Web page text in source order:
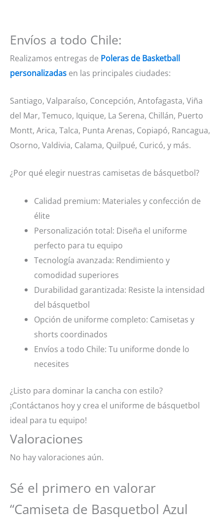
Envíos a todo Chile:
Realizamos entregas de Poleras de Basketball
personalizadas en las principales ciudades:
Santiago, Valparaíso, Concepción, Antofagasta, Viña
del Mar, Temuco, Iquique, La Serena, Chillán, Puerto
Montt, Arica, Talca, Punta Arenas, Copiapó, Rancagua,
Osorno, Valdivia, Calama, Quilpué, Curicó, y más.
¿Por qué elegir nuestras camisetas de básquetbol?
Calidad premium: Materiales y confección de
élite
Personalización total: Diseña el uniforme
perfecto para tu equipo
Tecnología avanzada: Rendimiento y
comodidad superiores
Durabilidad garantizada: Resiste la intensidad
del básquetbol
Opción de uniforme completo: Camisetas y
shorts coordinados
Envíos a todo Chile: Tu uniforme donde lo
necesites
¿Listo para dominar la cancha con estilo?
¡Contáctanos hoy y crea el uniforme de básquetbol
ideal para tu equipo!
Valoraciones
No hay valoraciones aún.
Sé el primero en valorar
“Camiseta de Basquetbol Azul